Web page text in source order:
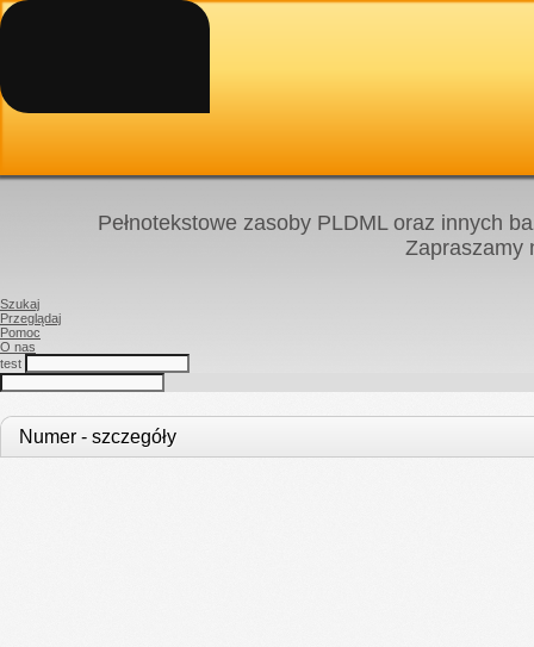
Pełnotekstowe zasoby PLDML oraz innych
Zapraszamy
Szukaj
Przeglądaj
Pomoc
O nas
test
Numer - szczegóły